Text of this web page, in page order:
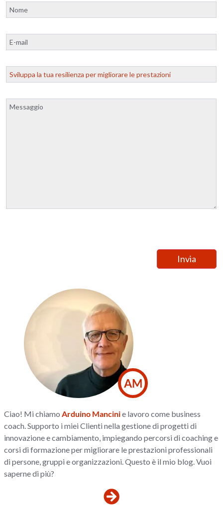
AM
Ciao! Mi chiamoArduino Mancinie lavoro come business
coach. Supporto i miei Clienti nella gestione di progetti di
innovazione e cambiamento, impiegando percorsi di coaching e
corsi di formazione per migliorare le prestazioni professionali
di persone, gruppi e organizzazioni. Questo è il mio blog. Vuoi
saperne di più?